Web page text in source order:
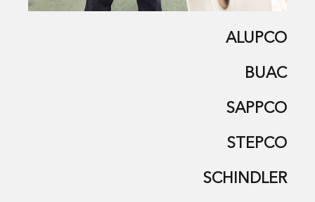
ALUPCO
BUAC
SAPPCO
STEPCO
SCHINDLER